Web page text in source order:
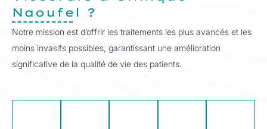
Naoufel ?
Notre mission est d’offrir les traitements les plus avancés et les
moins invasifs possibles, garantissant une amélioration
significative de la qualité de vie des patients.